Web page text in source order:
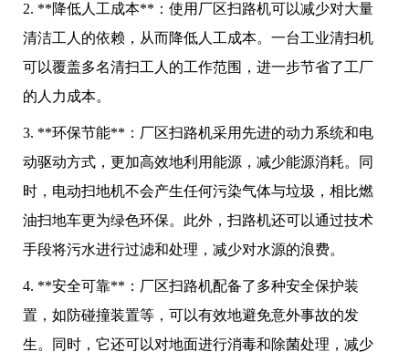
2. **降低人工成本**：使用厂区扫路机可以减少对大量
清洁工人的依赖，从而降低人工成本。一台工业清扫机
可以覆盖多名清扫工人的工作范围，进一步节省了工厂
的人力成本。
3. **环保节能**：厂区扫路机采用先进的动力系统和电
动驱动方式，更加高效地利用能源，减少能源消耗。同
时，电动扫地机不会产生任何污染气体与垃圾，相比燃
油扫地车更为绿色环保。此外，扫路机还可以通过技术
手段将污水进行过滤和处理，减少对水源的浪费。
4. **安全可靠**：厂区扫路机配备了多种安全保护装
置，如防碰撞装置等，可以有效地避免意外事故的发
生。同时，它还可以对地面进行消毒和除菌处理，减少